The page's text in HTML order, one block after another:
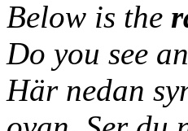
Below is the
Do you see
Här nedan